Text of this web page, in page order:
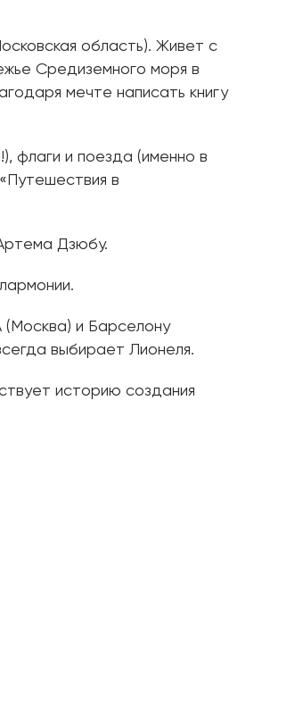
область). Живет с
Средиземного моря в
мечте написать книгу
флаги и поезда (именно в
в
Дзюбу.
(Москва) и Барселону
выбирает Лионеля.
историю создания